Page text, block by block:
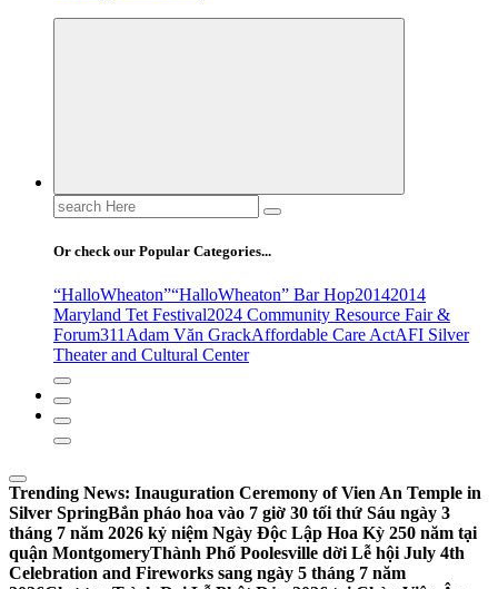
Search
for:
Or check our Popular Categories...
“HalloWheaton”“HalloWheaton” Bar Hop20142014
Maryland Tet Festival2024 Community Resource Fair &
Forum311 Adam Văn GrackAffordable Care ActAFI Silver
Theater and Cultural Center
Trending News: Inauguration Ceremony of Vien An Temple in
Silver SpringBắn pháo hoa vào 7 giờ 30 tối thứ Sáu ngày 3
tháng 7 năm 2026 kỷ niệm Ngày Độc Lập Hoa Kỳ 250 năm tại
quận MontgomeryThành Phố Poolesville dời Lễ hội July 4th
Celebration and Fireworks sang ngày 5 tháng 7 năm